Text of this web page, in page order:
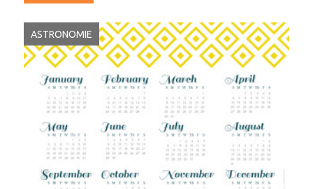
ASTRONOMIE